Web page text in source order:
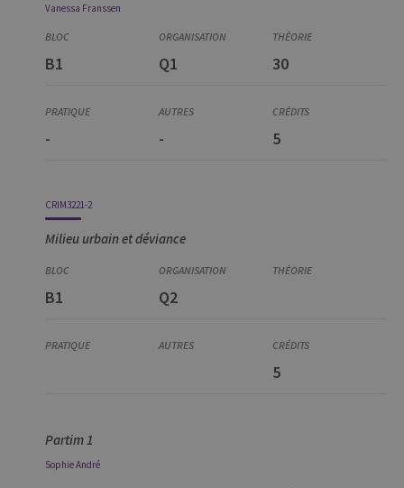
Vanessa Franssen
B1 Q1 30
- - 5
CRIM3221-2
Milieu urbain et déviance
B1 Q2
5
Partim 1
SophieAndré